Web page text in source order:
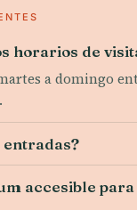
horarios de
a domingo
accesible